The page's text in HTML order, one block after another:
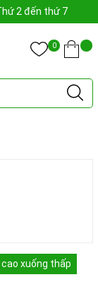
2 đến thứ 7
0
cao xuống thấp